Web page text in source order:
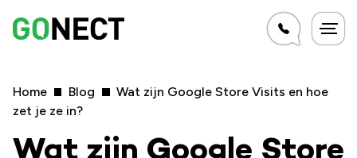
Home Blog
Wat zijn Google Store Visits en hoe
zet je ze in?